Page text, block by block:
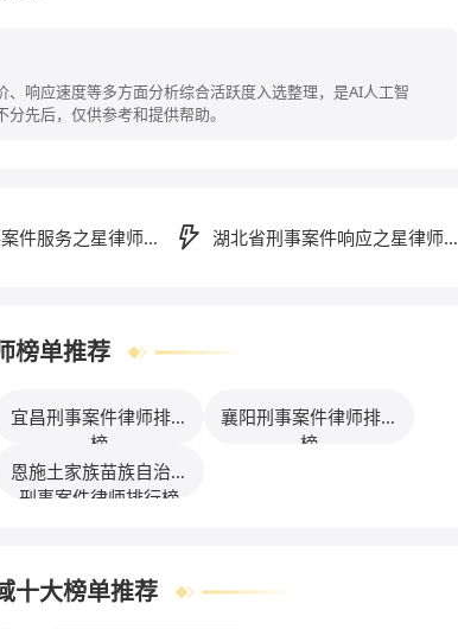
响应速度等多方面分析综合活跃度入选整理，是AI人工智
先后，仅供参考和提供帮助。
件服务之星律师排
湖北省刑事案件响应之星律师排
榜单推荐
宜昌刑事案件律师排行
榜
襄阳刑事案件律师排行
榜
恩施土家族苗族自治州
刑事案件律师排行榜
十大榜单推荐